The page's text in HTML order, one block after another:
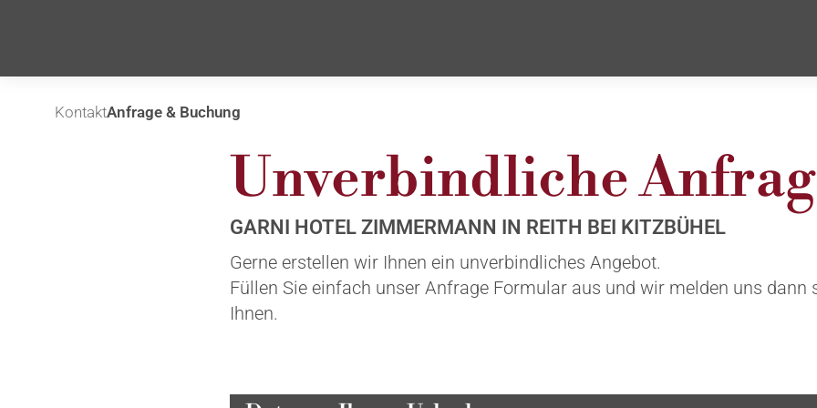
KontaktAnfrage & Buchung
Unverbindliche
GARNI HOTEL ZIMMERMANN IN REITH BEI KITZBÜHEL
Gerne erstellen wir Ihnen ein unverbindliches Angebot.
Füllen Sie einfach unser Anfrage Formular aus und wir melden uns
Ihnen.